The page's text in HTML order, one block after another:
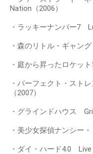
Nation（2006）
・ラッキーナンバー7
・森のリトル・ギャン
・庭から昇ったロケッ
・パーフェクト・スト
（2007）
・グラインドハウス
・美少女探偵ナンシー
・ダイ・ハード4.0 Live